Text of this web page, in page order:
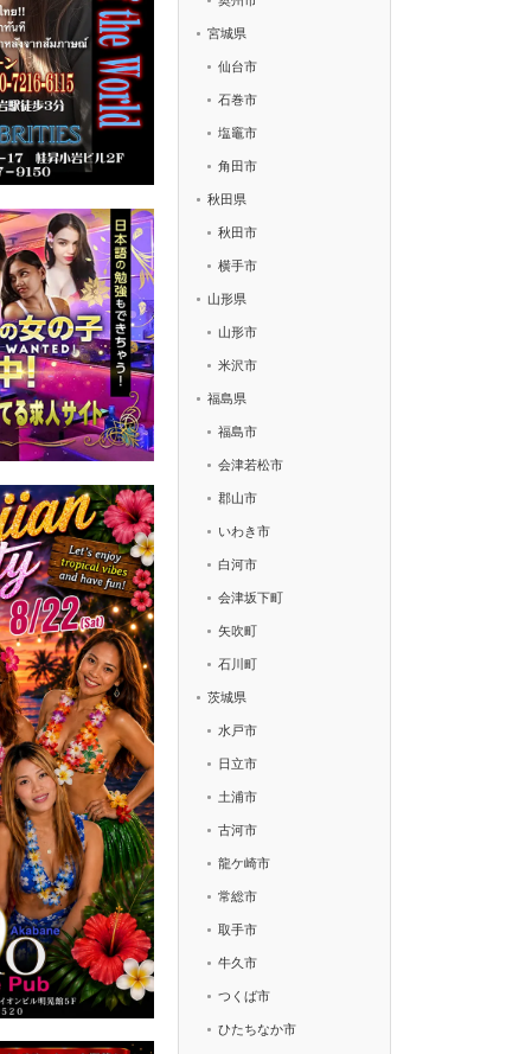
宮城県
仙台市
石巻市
塩竈市
角田市
秋田県
秋田市
横手市
山形県
山形市
米沢市
福島県
福島市
会津若松市
郡山市
いわき市
白河市
会津坂下町
矢吹町
石川町
茨城県
水戸市
日立市
土浦市
古河市
龍ケ崎市
常総市
取手市
牛久市
つくば市
ひたちなか市